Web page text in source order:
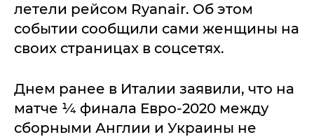
летели рейсом Ryanair. Об этом
событии сообщили сами женщины на
своих страницах в соцсетях.
Днем ранее в Италии заявили, что на
матче ¼ финала Евро-2020 между
сборными Англии и Украины не